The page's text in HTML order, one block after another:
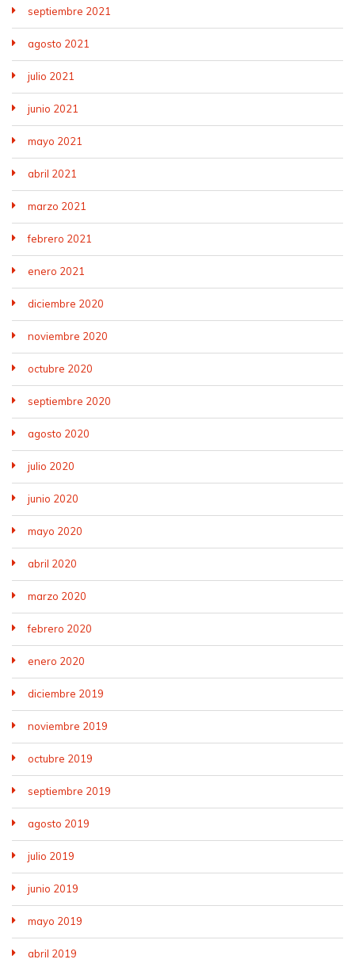
septiembre 2021
agosto 2021
julio 2021
junio 2021
mayo 2021
abril 2021
marzo 2021
febrero 2021
enero 2021
diciembre 2020
noviembre 2020
octubre 2020
septiembre 2020
agosto 2020
julio 2020
junio 2020
mayo 2020
abril 2020
marzo 2020
febrero 2020
enero 2020
diciembre 2019
noviembre 2019
octubre 2019
septiembre 2019
agosto 2019
julio 2019
junio 2019
mayo 2019
abril 2019